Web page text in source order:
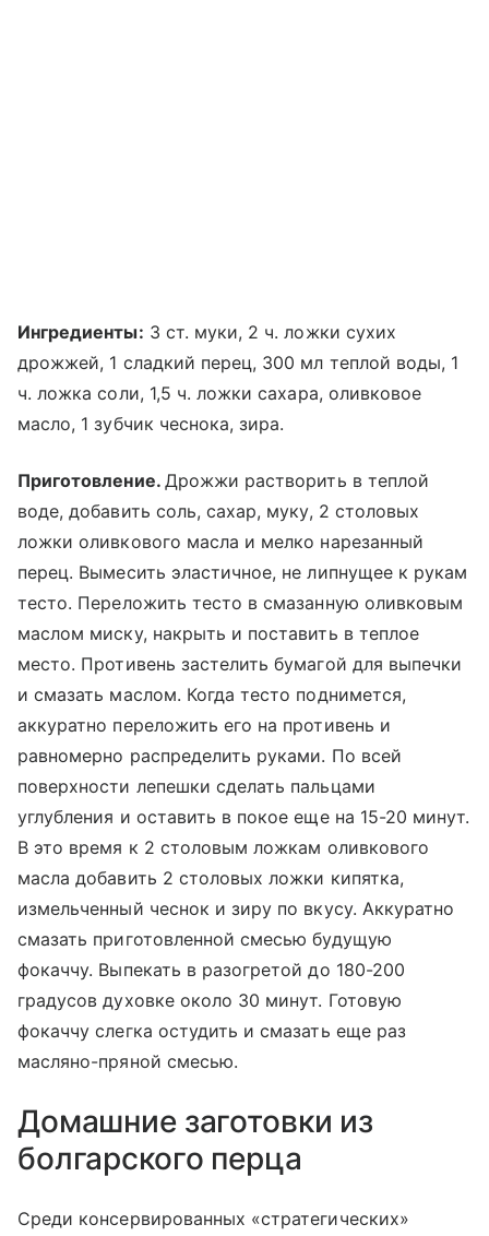
Ингредиенты: 3 ст. муки, 2 ч. ложки сухих
дрожжей, 1 сладкий перец, 300 мл теплой воды, 1
ч. ложка соли, 1,5 ч. ложки сахара, оливковое
масло, 1 зубчик чеснока, зира.
Приготовление. Дрожжи растворить в теплой
воде, добавить соль, сахар, муку, 2 столовых
ложки оливкового масла и мелко нарезанный
перец. Вымесить эластичное, не липнущее к рукам
тесто. Переложить тесто в смазанную оливковым
маслом миску, накрыть и поставить в теплое
место. Противень застелить бумагой для выпечки
и смазать маслом. Когда тесто поднимется,
аккуратно переложить его на противень и
равномерно распределить руками. По всей
поверхности лепешки сделать пальцами
углубления и оставить в покое еще на 15-20 минут.
В это время к 2 столовым ложкам оливкового
масла добавить 2 столовых ложки кипятка,
измельченный чеснок и зиру по вкусу. Аккуратно
смазать приготовленной смесью будущую
фокаччу. Выпекать в разогретой до 180-200
градусов духовке около 30 минут. Готовую
фокаччу слегка остудить и смазать еще раз
масляно-пряной смесью.
Домашние заготовки из
болгарского перца
Среди консервированных «стратегических»